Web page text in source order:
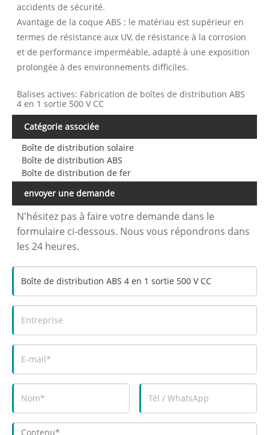
accidents de sécurité.
Avantage de la coque ABS : le matériau est supérieur en
termes de résistance aux UV, de résistance à la corrosion
et de performance imperméable, adapté à une exposition
prolongée à des environnements difficiles.
Balises actives: Fabrication de boîtes de distribution ABS
4 en 1 sortie 500 V CC
Catégorie associée
Boîte de distribution solaire
Boîte de distribution ABS
Boîte de distribution de fer
envoyer une demande
N'hésitez pas à faire votre demande dans le
formulaire ci-dessous. Nous vous répondrons dans
les 24 heures.